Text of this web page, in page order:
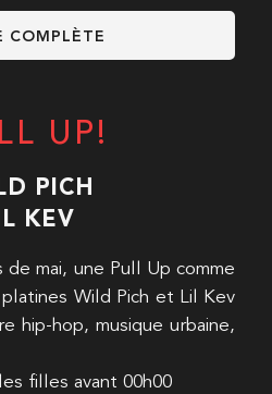
COMPLÈTE
UP!
PICH
KEV
de mai, une Pull Up comme
Wild Pich et Lil Kev
hip-hop, musique urbaine,
filles avant 00h00